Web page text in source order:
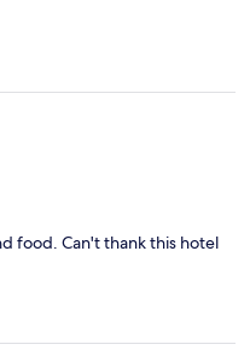
food. Can't thank this hotel